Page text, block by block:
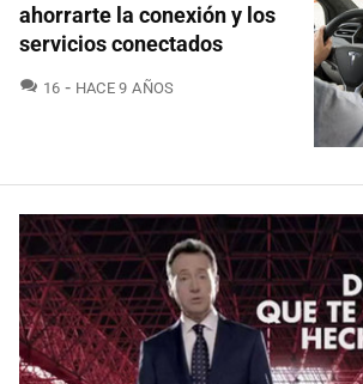
ahorrarte la conexión y los
servicios conectados
16 COMENTARIOS
HACE 9 AÑOS